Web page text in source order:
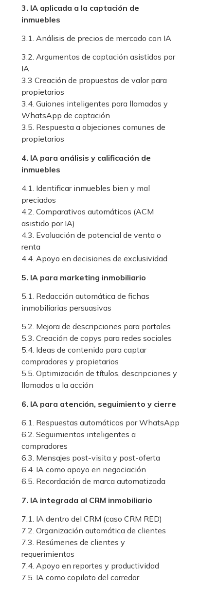
3. IA aplicada a la captación de
inmuebles
3.1. Análisis de precios de mercado con IA
3.2. Argumentos de captación asistidos por
IA
3.3 Creación de propuestas de valor para
propietarios
3.4. Guiones inteligentes para llamadas y
WhatsApp de captación
3.5. Respuesta a objeciones comunes de
propietarios
4. IA para análisis y calificación de
inmuebles
4.1. Identificar inmuebles bien y mal
preciados
4.2. Comparativos automáticos (ACM
asistido por IA)
4.3. Evaluación de potencial de venta o
renta
4.4. Apoyo en decisiones de exclusividad
5. IA para marketing inmobiliario
5.1. Redacción automática de fichas
inmobiliarias persuasivas
5.2. Mejora de descripciones para portales
5.3. Creación de copys para redes sociales
5.4. Ideas de contenido para captar
compradores y propietarios
5.5. Optimización de títulos, descripciones y
llamados a la acción
6. IA para atención, seguimiento y cierre
6.1. Respuestas automáticas por WhatsApp
6.2. Seguimientos inteligentes a
compradores
6.3. Mensajes post-visita y post-oferta
6.4. IA como apoyo en negociación
6.5. Recordación de marca automatizada
7. IA integrada al CRM inmobiliario
7.1. IA dentro del CRM (caso CRM RED)
7.2. Organización automática de clientes
7.3. Resúmenes de clientes y
requerimientos
7.4. Apoyo en reportes y productividad
7.5. IA como copiloto del corredor